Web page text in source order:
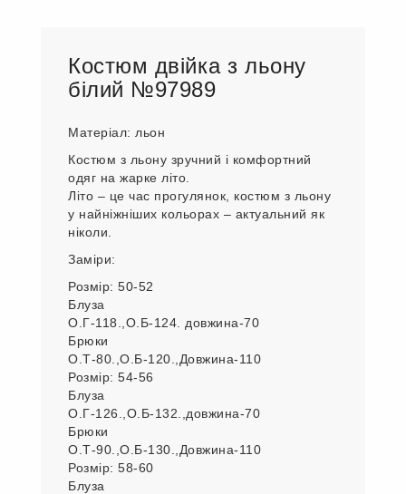
Костюм двійка з льону
білий №97989
Матеріал: льон
Костюм з льону зручний і комфортний
одяг на жарке літо.
Літо – це час прогулянок, костюм з льону
у найніжніших кольорах – актуальний як
ніколи.
Заміри:
Розмір: 50-52
Блуза
О.Г-118.,О.Б-124. довжина-70
Брюки
О.Т-80.,О.Б-120.,Довжина-110
Розмір: 54-56
Блуза
О.Г-126.,О.Б-132.,довжина-70
Брюки
О.Т-90.,О.Б-130.,Довжина-110
Розмір: 58-60
Блуза